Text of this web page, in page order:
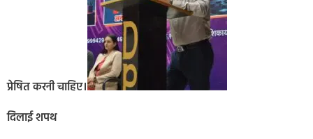
प्रेषित करनी चाहिए।
दिलाई शपथ